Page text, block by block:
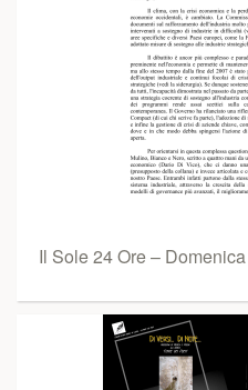
Il Sole 24 Ore –